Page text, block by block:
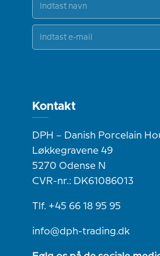
Kontakt
DPH – Danish Porcelain
Løkkegravene 49
5270 Odense N
CVR-nr.: DK61086013
Tlf. +45 66 18 95 95
info@dph-trading.dk